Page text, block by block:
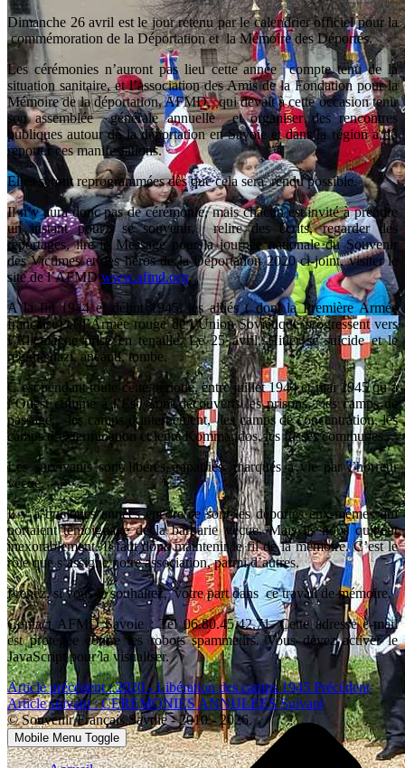
Dimanche 26 avril est le jour retenu par le calendrier officiel pour la
commémoration de la Déportation et la Mémoire des Déportés.
Les cérémonies n’auront pas lieu cette année compte tenu de la
situation sanitaire, et l’association des Amis de la Fondation pour la
Mémoire de la déportation, AFMD, qui devait à cette occasion tenir
son assemblée générale annuelle et organiser des rencontres
publiques autour de la déportation en Savoie et dans la région a dû
reporter ces manifestations.
Elles seront reprogrammées dès que cela sera rendu possible.
Il n’y aura donc pas de cérémonie, mais chacun est invité à prendre
un instant pour se souvenir, relire des écrits, regarder des
reportages, lire le Message pour la journée nationale du Souvenir
des Victimes et des héros de la Déportation 2020 ci-joint, visiter le
site de l’AFMDwww.afmd.org,
A la fin 1944 et début 1945, les alliés ( dont la Première Armée
française) et l’Armée rouge de l’Union Soviétique progressent vers
l’Allemagne prise en tenaille. Le 25 avril, Hitler se suicide et le
régime nazi, anéanti, tombe.
C’est pendant toute cette période, entre juillet 1944 et mai 1945 qu’à
l’Ouest comme à l’Est sont découverts les prisons, les camps de
passage, les camps d’internement, les camps de concentration, les
camps d’extermination et leurs Kommandos, les fosses communes...
Les survivants sont libérés, rapatriés, marqués à vie par l’horreur
vécue.
Il y a quelques années encore ce sont les déportés eux-mêmes qui
portaient témoignage de la barbarie vécue. Mais ils nous quittent
inexorablement. Il faut donc maintenir le fil de la mémoire. C’est le
rôle que s’assigne notre association, parmi d’autres.
Prenez, si vous le souhaitez, votre part dans ce travail de mémoire.
Contact AFMD Savoie : Tel 06.80.45.42.71.Cette adresse e-mail
est protégée contre les robots spammeurs. Vous devez activer le
JavaScript pour la visualiser.
Article précédent : 2020 - Libération des camps 1945 Précédent
Article suivant : CEREMONIES ANNULEESSuivant
© Souvenir Français Savoie - 2010 - 2026.
Mobile Menu Toggle